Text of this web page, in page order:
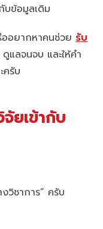
บข้อมูลเดิม
ออยากหาคนช่วยรับ
ลจนจบ และให้คำ
ครับ
ยเข้ากับ
วิชาการ” ครับ